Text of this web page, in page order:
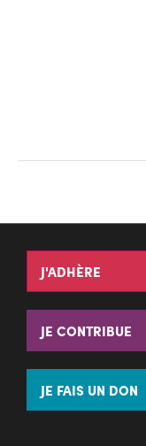
J'ADHÈRE
JE CONTRIBUE
JE FAIS UN DON